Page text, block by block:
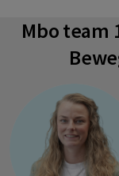
Mbo team